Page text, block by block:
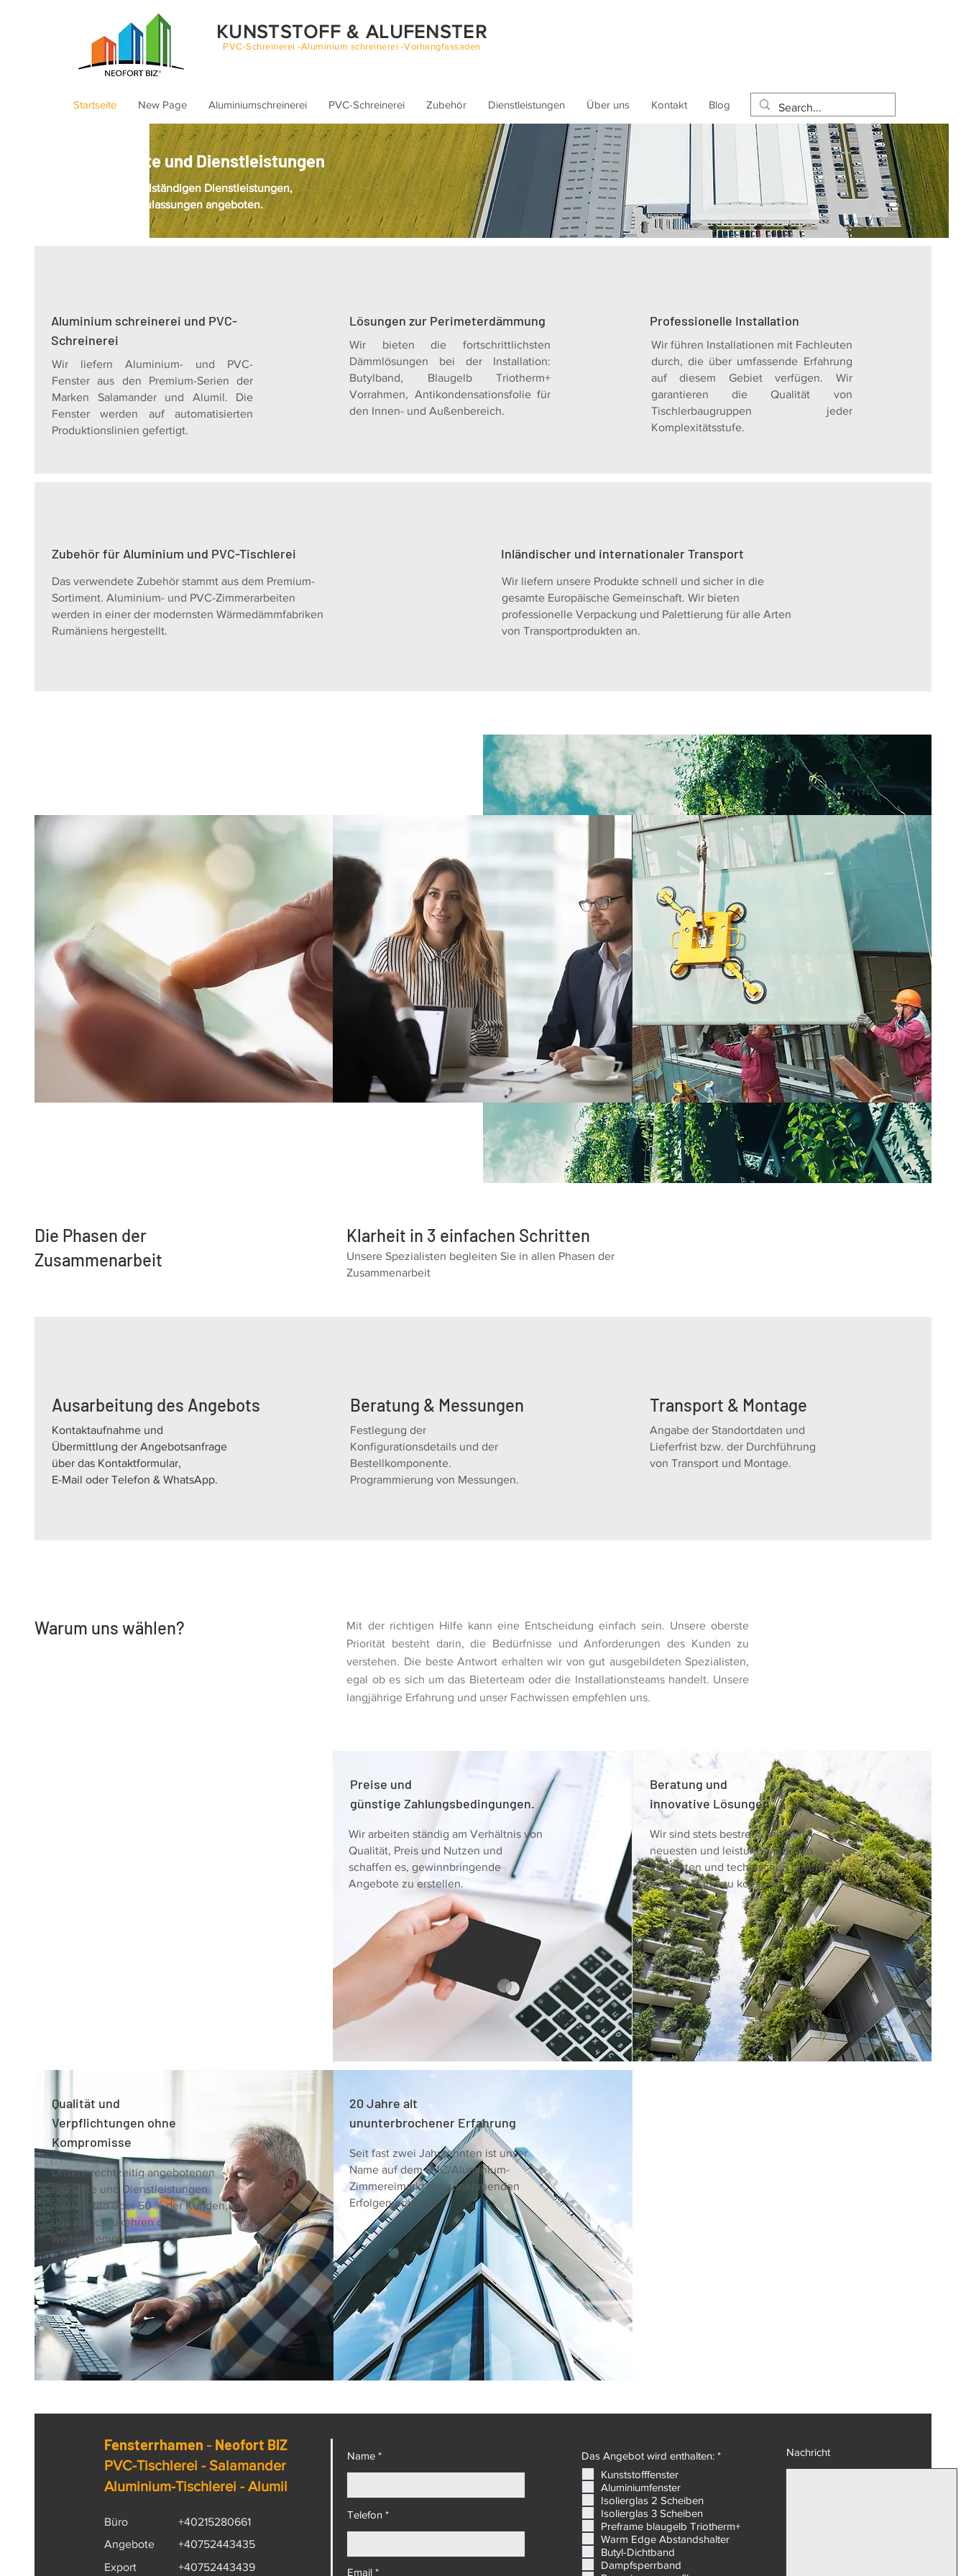
KUNSTSTOFF & ALUFENSTER
PVC-Schreinerei -Aluminium schreinerei -Vorhangfassaden
Startseite New Page Aluminiumschreinerei PVC-Schreinerei Zubehör Dienstleistungen Über uns Kontakt Blog
Unsere Produkte und Dienstleistungen
Fenster werden mit vollständigen Dienstleistungen,
Zertifizierungen und Zulassungen angeboten.
Aluminium schreinerei und PVC-
Schreinerei
Wir liefern Aluminium- und PVC-
Fenster aus den Premium-Serien der
Marken Salamander und Alumil. Die
Fenster werden auf automatisierten
Produktionslinien gefertigt.
Lösungen zur Perimeterdämmung
Wir bieten die fortschrittlichsten
Dämmlösungen bei der Installation:
Butylband, Blaugelb Triotherm+
Vorrahmen, Antikondensationsfolie für
den Innen- und Außenbereich.
Professionelle Installation
Wir führen Installationen mit Fachleuten
durch, die über umfassende Erfahrung
auf diesem Gebiet verfügen. Wir
garantieren die Qualität von
Tischlerbaugruppen jeder
Komplexitätsstufe.
Zubehör für Aluminium und PVC-Tischlerei
Das verwendete Zubehör stammt aus dem Premium-
Sortiment. Aluminium- und PVC-Zimmerarbeiten
werden in einer der modernsten Wärmedämmfabriken
Rumäniens hergestellt.
Inländischer und internationaler Transport
Wir liefern unsere Produkte schnell und sicher in die
gesamte Europäische Gemeinschaft. Wir bieten
professionelle Verpackung und Palettierung für alle Arten
von Transportprodukten an.
Die Phasen der
Zusammenarbeit
Klarheit in 3 einfachen Schritten
Unsere Spezialisten begleiten Sie in allen Phasen der
Zusammenarbeit
Ausarbeitung des Angebots
Kontaktaufnahme und
Übermittlung der Angebotsanfrage
über das Kontaktformular,
E-Mail oder Telefon & WhatsApp.
Beratung & Messungen
Festlegung der
Konfigurationsdetails und der
Bestellkomponente.
Programmierung von Messungen.
Transport & Montage
Angabe der Standortdaten und
Lieferfrist bzw. der Durchführung
von Transport und Montage.
Warum uns wählen?
Mit der richtigen Hilfe kann eine Entscheidung einfach sein. Unsere oberste
Priorität besteht darin, die Bedürfnisse und Anforderungen des Kunden zu
verstehen. Die beste Antwort erhalten wir von gut ausgebildeten Spezialisten,
egal ob es sich um das Bieterteam oder die Installationsteams handelt. Unsere
langjährige Erfahrung und unser Fachwissen empfehlen uns.
Preise und
günstige Zahlungsbedingungen.
Wir arbeiten ständig am Verhältnis von
Qualität, Preis und Nutzen und
schaffen es, gewinnbringende
Angebote zu erstellen.
Beratung und
innovative Lösungen
Wir sind stets bestrebt, mit den
neuesten und leistungsstärksten
Produkten und technischen Lösungen
auf den Markt zu kommen.
Qualität und
Verpflichtungen ohne
Kompromisse
Unsere rechtzeitig angebotenen
Produkte und Dienstleistungen
motivierten über 50 % der Kunden, zu
uns zurückzukehren oder uns
weiterzuempfehlen.
20 Jahre alt
ununterbrochener Erfahrung
Seit fast zwei Jahrzehnten ist unser
Name auf dem PVC/Aluminium-
Zimmereimarkt mit zunehmenden
Erfolgen präsent.
Fensterrhamen - Neofort BIZ
PVC-Tischlerei - Salamander
Aluminium-Tischlerei - Alumil
Büro
+40215280661
Angebote
+40752443435
Export
+40752443439
Name *
Telefon *
Email *
Das Angebot wird enthalten: *
f
e
Kunststofffenster
Aluminiumfenster
Isolierglas 2 Scheiben
Isolierglas 3 Scheiben
Preframe blaugelb Triotherm+
Warm Edge Abstandshalter
Butyl-Dichtband
Dampfsperrband
Nachricht